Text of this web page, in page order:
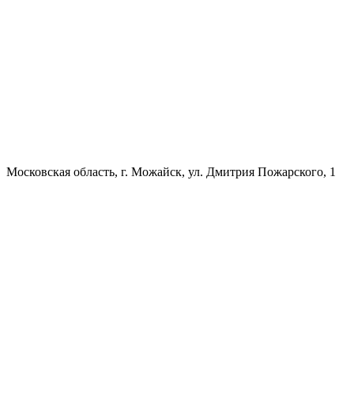
Московская область, г. Можайск, ул. Дмитрия Пожарского, 1